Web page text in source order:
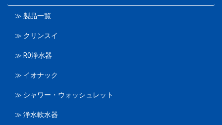
≫ 製品一覧
≫ クリンスイ
≫ RO浄水器
≫ イオナック
≫ シャワー・ウォッシュレット
≫ 浄水軟水器